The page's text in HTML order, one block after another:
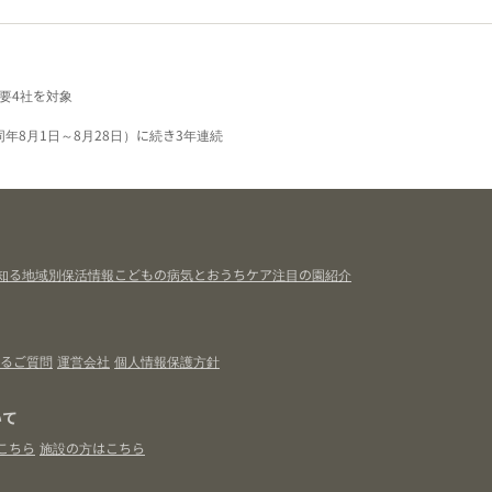
4社を対象
8月1日～8月28日）に続き3年連続
る地域別保活情報こどもの病気とおうちケア注目の園紹介
ご質問 運営会社 個人情報保護方針
ちら 施設の方はこちら